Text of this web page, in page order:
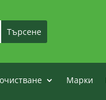
Марки